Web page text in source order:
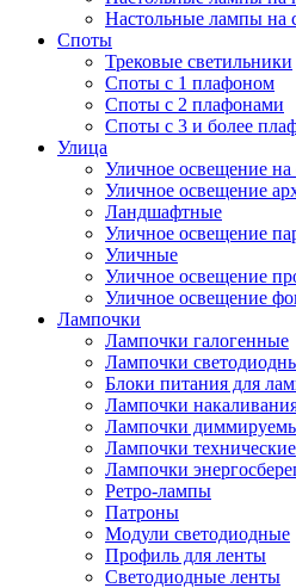
Настольные лампы на
Споты
Трековые светильники
Споты с 1 плафоном
Споты с 2 плафонами
Споты с 3 и более
Улица
Уличное освещение на
Уличное освещение
Ландшафтные
Уличное освещение
Уличные
Уличное освещение
Уличное освещение
Лампочки
Лампочки галогенные
Лампочки
Блоки питания для
Лампочки
Лампочки
Лампочки технические
Лампочки
Ретро-лампы
Патроны
Модули светодиодные
Профиль для ленты
Светодиодные ленты